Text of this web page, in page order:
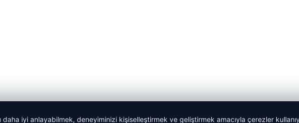
daha iyi anlayabilmek, deneyiminizi kişiselleştirmek ve geliştirmek amacıyla çerezler